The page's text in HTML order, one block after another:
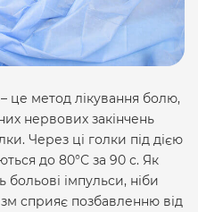
це метод лікування болю,
нервових закінчень
Через ці голки під дією
до 80°С за 90 с. Як
больові імпульси, ніби
сприяє позбавленню від